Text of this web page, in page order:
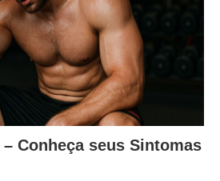
– Conheça seus Sintomas